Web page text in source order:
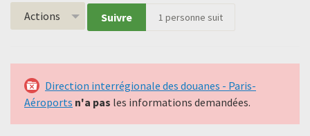
Actions Suivre 1 personne suit
Direction interrégionale des douanes - Paris-
Aéroports n'a pas les informations demandées.